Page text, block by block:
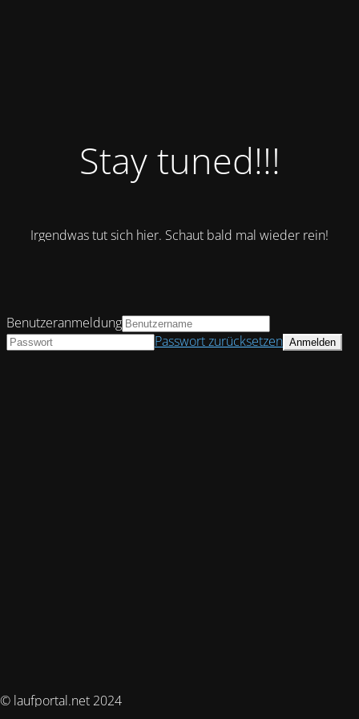
Stay tuned!!!
Irgendwas tut sich hier. Schaut bald mal wieder rein!
© laufportal.net 2024
Benutzeranmeldung
Passwort zurücksetzen